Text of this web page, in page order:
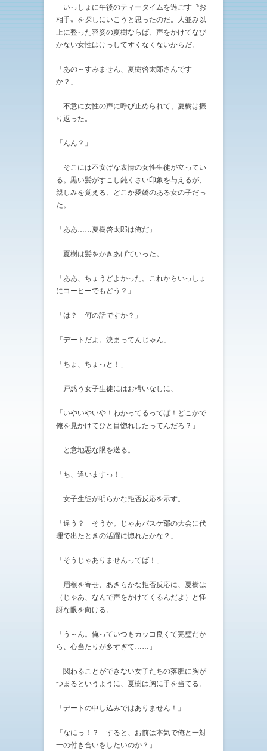
いっしょに午後のティータイムを過ごす〝お
相手〟を探しにいこうと思ったのだ。人並み以
上に整った容姿の夏樹ならば、声をかけてなび
かない女性はけっしてすくなくないからだ。
「あの～すみません、夏樹啓太郎さんです
か？」
不意に女性の声に呼び止められて、夏樹は振
り返った。
「んん？」
そこには不安げな表情の女性生徒が立ってい
る。黒い髪がすこし鈍くさい印象を与えるが、
親しみを覚える、どこか愛嬌のある女の子だっ
た。
「ああ……夏樹啓太郎は俺だ」
夏樹は髪をかきあげていった。
「ああ、ちょうどよかった。これからいっしょ
にコーヒーでもどう？」
「は？ 何の話ですか？」
「デートだよ。決まってんじゃん」
「ちょ、ちょっと！」
戸惑う女子生徒にはお構いなしに、
「いやいやいや！わかってるってば！どこかで
俺を見かけてひと目惚れしたってんだろ？」
と意地悪な眼を送る。
「ち、違いますっ！」
女子生徒が明らかな拒否反応を示す。
「違う？ そうか。じゃあバスケ部の大会に代
理で出たときの活躍に惚れたかな？」
「そうじゃありませんってば！」
眉根を寄せ、あきらかな拒否反応に、夏樹は
（じゃあ、なんで声をかけてくるんだよ）と怪
訝な眼を向ける。
「う～ん。俺っていつもカッコ良くて完璧だか
ら、心当たりが多すぎて……」
関わることができない女子たちの落胆に胸が
つまるというように、夏樹は胸に手を当てる。
「デートの申し込みではありません！」
「なにっ！？ すると、お前は本気で俺と一対
一の付き合いをしたいのか？」